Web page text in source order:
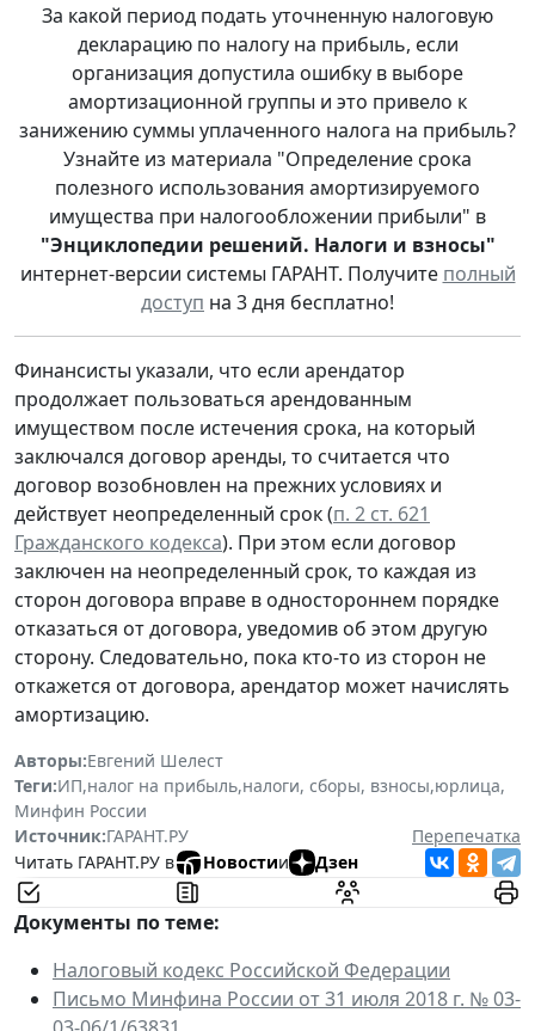
За какой период подать уточненную налоговую
декларацию по налогу на прибыль, если
организация допустила ошибку в выборе
амортизационной группы и это привело к
занижению суммы уплаченного налога на прибыль?
Узнайте из материала "Определение срока
полезного использования амортизируемого
имущества при налогообложении прибыли" в
"Энциклопедии решений. Налоги и взносы"
интернет-версии системы ГАРАНТ. Получите полный
доступ на 3 дня бесплатно!
Финансисты указали, что если арендатор
продолжает пользоваться арендованным
имуществом после истечения срока, на который
заключался договор аренды, то считается что
договор возобновлен на прежних условиях и
действует неопределенный срок (п. 2 ст. 621
Гражданского кодекса). При этом если договор
заключен на неопределенный срок, то каждая из
сторон договора вправе в одностороннем порядке
отказаться от договора, уведомив об этом другую
сторону. Следовательно, пока кто-то из сторон не
откажется от договора, арендатор может начислять
амортизацию.
Авторы:Евгений Шелест
Теги:ИП,налог на прибыль,налоги, сборы, взносы,юрлица,
Минфин России
Источник:ГАРАНТ.РУ
Перепечатка
Читать ГАРАНТ.РУ в
Новостии Дзен
Документы по теме:
Налоговый кодекс Российской Федерации
Письмо Минфина России от 31 июля 2018 г. №03-